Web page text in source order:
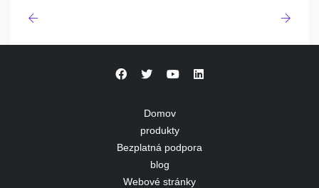
Domov
produkty
Bezplatná podpora
blog
Webové stránky